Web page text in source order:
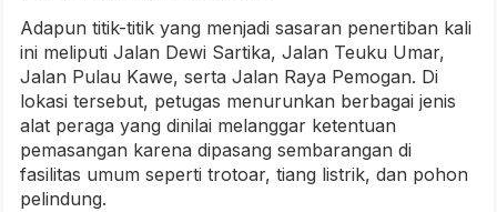
Adapun titik-titik yang menjadi sasaran penertiban kali
ini meliputi Jalan Dewi Sartika, Jalan Teuku Umar,
Jalan Pulau Kawe, serta Jalan Raya Pemogan. Di
lokasi tersebut, petugas menurunkan berbagai jenis
alat peraga yang dinilai melanggar ketentuan
pemasangan karena dipasang sembarangan di
fasilitas umum seperti trotoar, tiang listrik, dan pohon
pelindung.